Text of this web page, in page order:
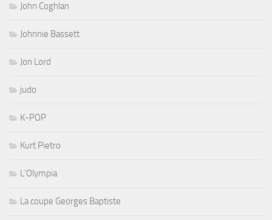
John Coghlan
Johnnie Bassett
Jon Lord
judo
K-POP
Kurt Pietro
L'Olympia
La coupe Georges Baptiste